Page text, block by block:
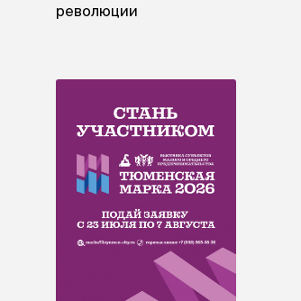
революции